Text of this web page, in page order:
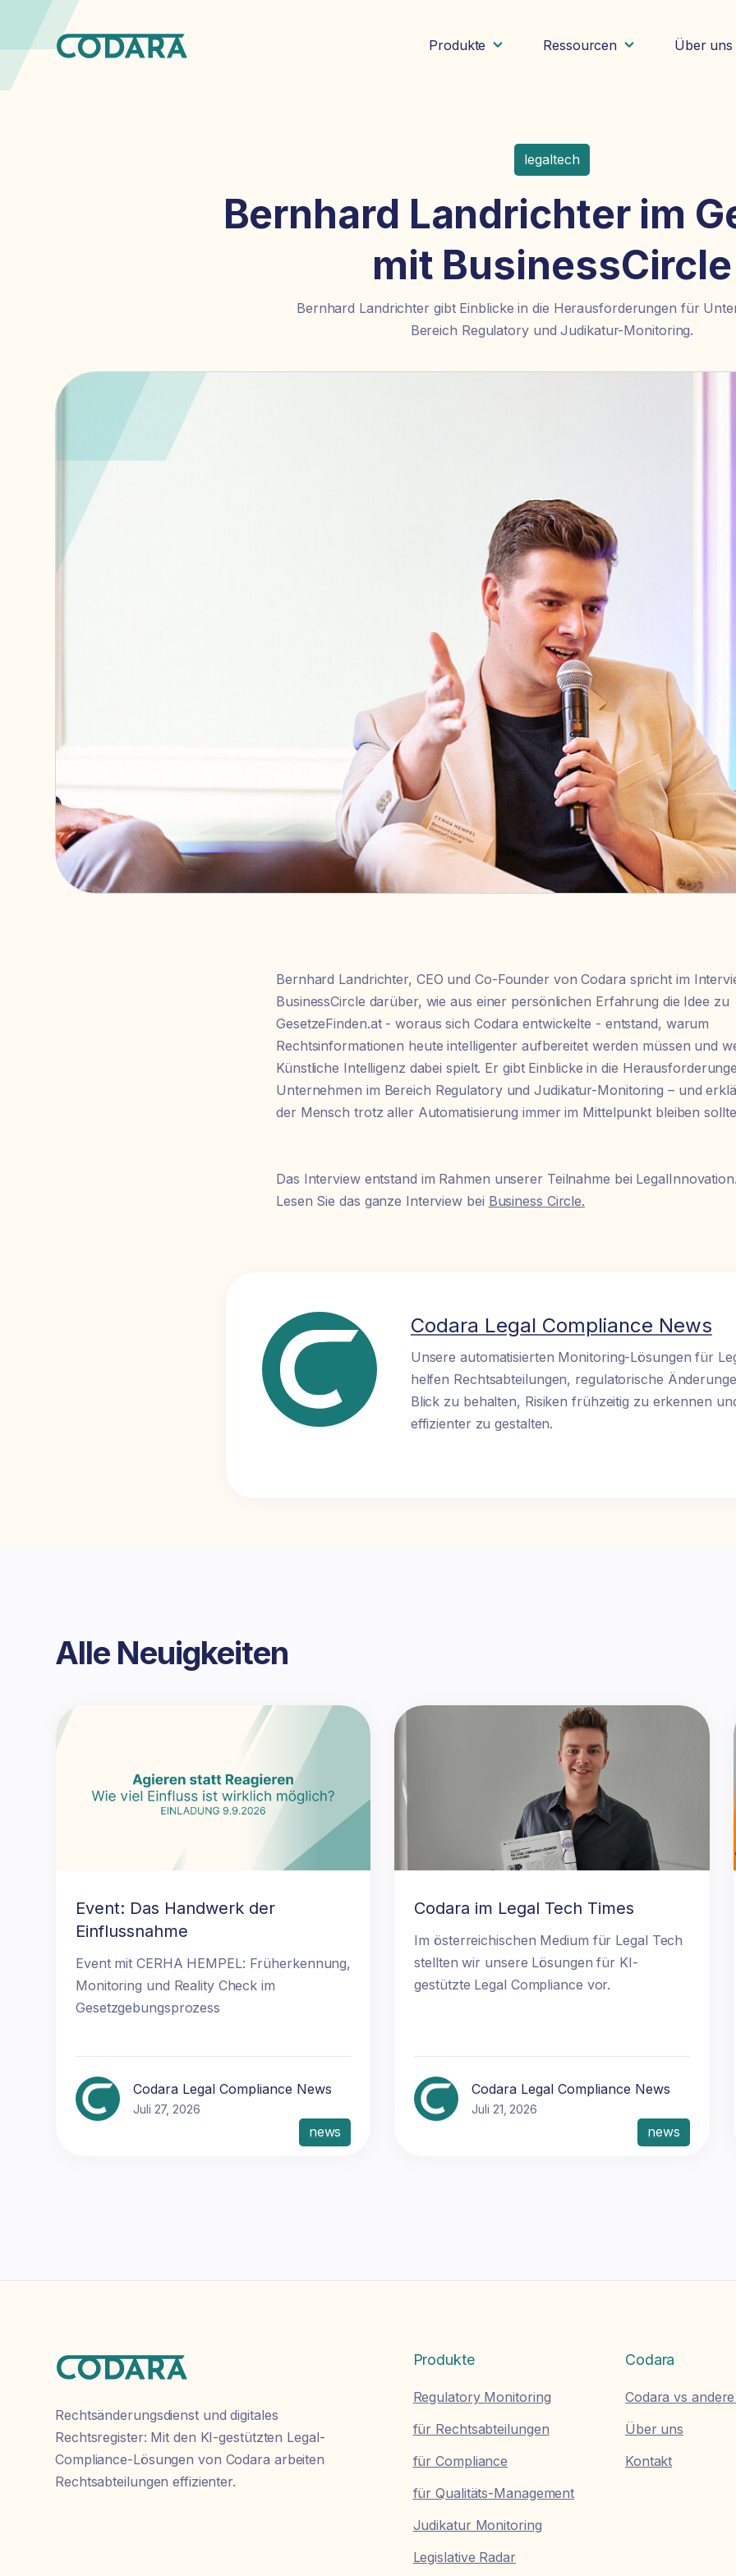
Produkte Ressourcen Über uns
legaltech
Bernhard Landrichter im
mit BusinessCircle
Bernhard Landrichter gibt Einblicke in die Herausforderungen für
Bereich Regulatory und Judikatur-Monitoring.
Bernhard Landrichter, CEO und Co-Founder von Codara spricht im
BusinessCircle darüber, wie aus einer persönlichen Erfahrung die Idee zu
GesetzeFinden.at - woraus sich Codara entwickelte - entstand, warum
Rechtsinformationen heute intelligenter aufbereitet werden müssen und
Künstliche Intelligenz dabei spielt. Er gibt Einblicke in die
Unternehmen im Bereich Regulatory und Judikatur-Monitoring – und
der Mensch trotz aller Automatisierung immer im Mittelpunkt bleiben
Das Interview entstand im Rahmen unserer Teilnahme bei
Lesen Sie das ganze Interview bei Business Circle.
Codara Legal Compliance News
Unsere automatisierten Monitoring-Lösungen für
helfen Rechtsabteilungen, regulatorische
Blick zu behalten, Risiken frühzeitig zu erkennen
effizienter zu gestalten.
Alle Neuigkeiten
Event: Das Handwerk der
Einflussnahme
Event mit CERHA HEMPEL: Früherkennung,
Monitoring und Reality Check im
Gesetzgebungsprozess
Codara Legal Compliance News
Juli 27, 2026
news
Codara im Legal Tech Times
Im österreichischen Medium für Legal Tech
stellten wir unsere Lösungen für KI-
gestützte Legal Compliance vor.
Codara Legal Compliance News
Juli 21, 2026
news
Rechtsänderungsdienst und digitales
Rechtsregister: Mit den KI-gestützten Legal-
Compliance-Lösungen von Codara arbeiten
Rechtsabteilungen effizienter.
Produkte
Regulatory Monitoring
für Rechtsabteilungen
für Compliance
für Qualitäts-Management
Judikatur Monitoring
Legislative Radar
Codara
Codara vs
Über uns
Kontakt